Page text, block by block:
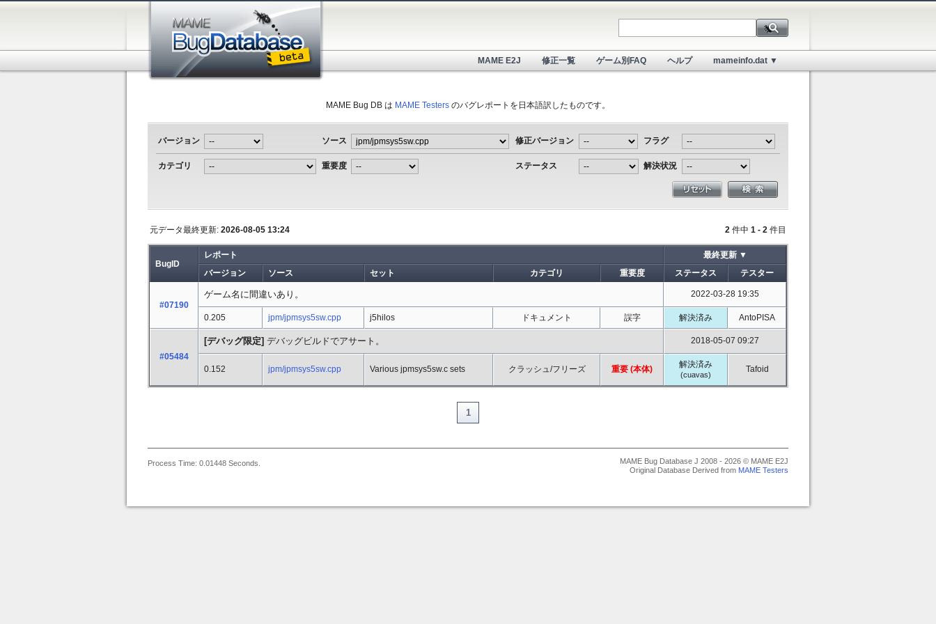
MAME E2J 修正一覧 ゲーム別FAQ ヘルプ mameinfo.dat ▼
MAME Bug DB は MAME Testers のバグレポートを日本語訳したものです。
バージョン ソース 修正バージョン フラグ
カテゴリ 重要度 ステータス 解決状況
2 件中 1 - 2 件目
元データ最終更新: 2026-08-05 13:24
BugID
レポート
最終更新 ▼
バージョン
ソース セット カテゴリ 重要度 ステータス テスター
#07190
ゲーム名に間違いあり。 2022-03-28 19:35
0.205 jpm/jpmsys5sw.cpp j5hilos ドキュメント 誤字 解決済み AntoPISA
#05484
[デバッグ限定] デバッグビルドでアサート。 2018-05-07 09:27
0.152 jpm/jpmsys5sw.cpp Various jpmsys5sw.c sets クラッシュ/フリーズ 重要 (本体) 解決済み
(cuavas)
Tafoid
1
MAME Bug Database J 2008 - 2026 © MAME E2J
Original Database Derived from MAME Testers
Process Time: 0.01448 Seconds.